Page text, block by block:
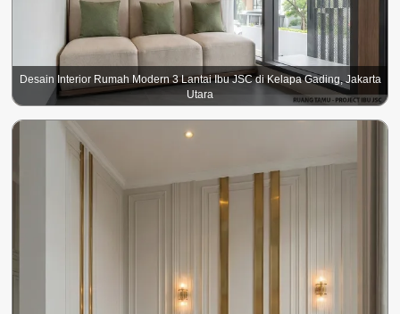
Desain Interior Rumah Modern 3 Lantai Ibu JSC di Kelapa Gading, Jakarta
Utara